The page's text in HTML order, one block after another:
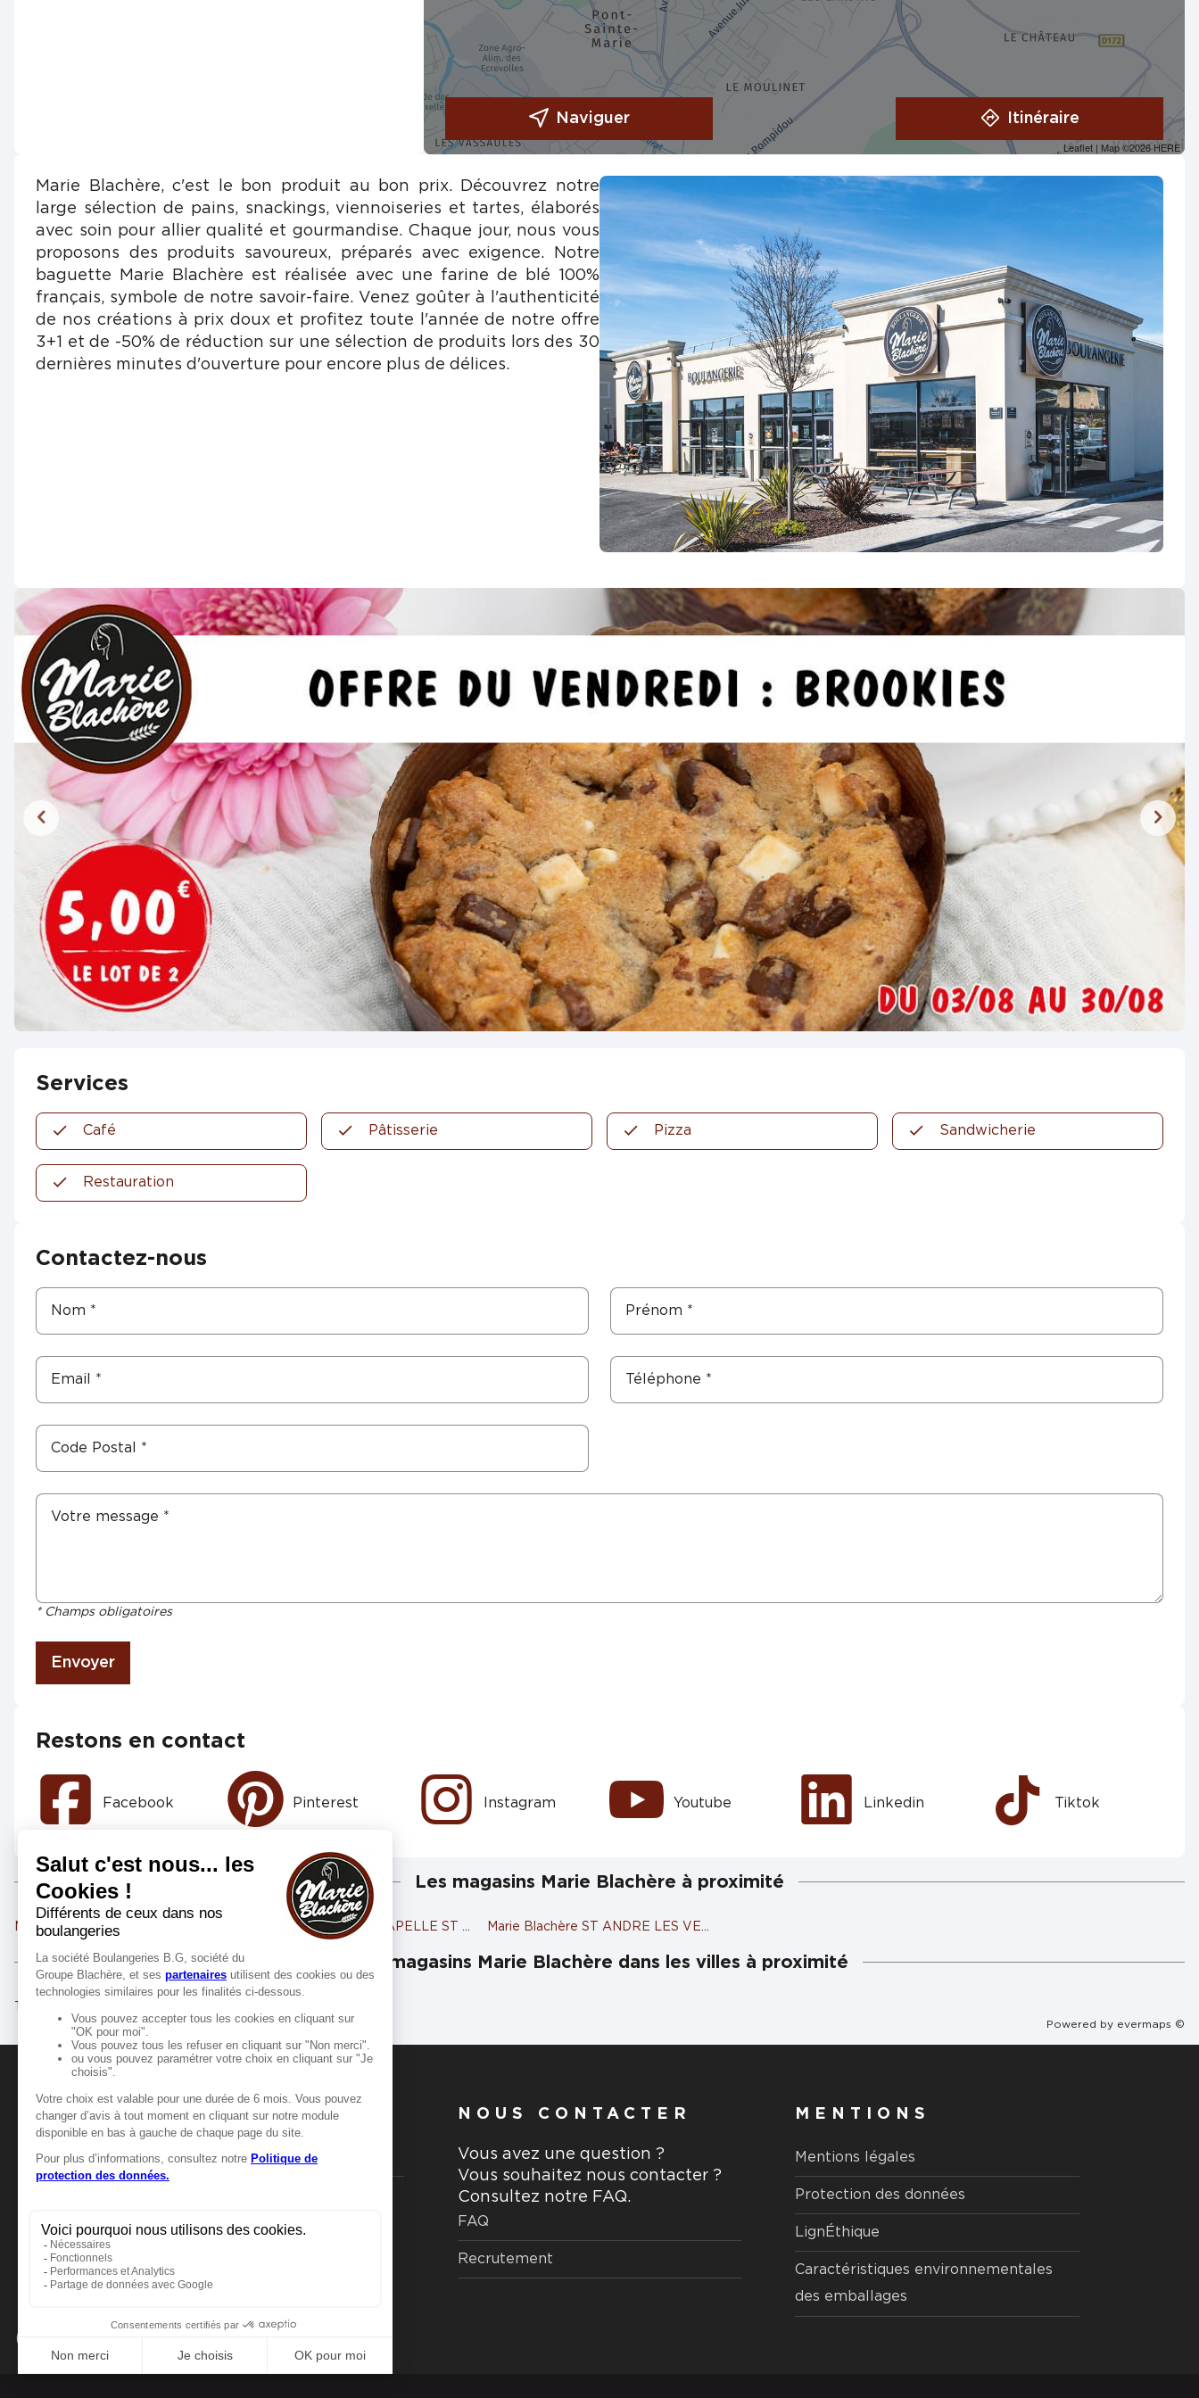
Leaflet | Map ©2026 HERE
Naviguer Itinéraire
Marie Blachère, c'est le bon produit au bon prix. Découvrez notre
large sélection de pains, snackings, viennoiseries et tartes, élaborés
avec soin pour allier qualité et gourmandise. Chaque jour, nous vous
proposons des produits savoureux, préparés avec exigence. Notre
baguette Marie Blachère est réalisée avec une farine de blé 100%
français, symbole de notre savoir-faire. Venez goûter à l'authenticité
de nos créations à prix doux et profitez toute l'année de notre offre
3+1 et de -50% de réduction sur une sélection de produits lors des 30
dernières minutes d'ouverture pour encore plus de délices.
Services
Café Pâtisserie Pizza Sandwicherie
Restauration
Contactez-nous
* Champs obligatoires
Envoyer
Restons en contact
Facebook Pinterest Instagram Youtube Linkedin Tiktok
Les magasins Marie Blachère à proximité
Marie Blachère LAVAU Marie Blachère LA CHAPELLE ST LUC Marie Blachère ST ANDRE LES VERGERS
Les magasins Marie Blachère dans les villes à proximité
Powered by evermaps ©
MANGER-BOUGER
Manger-Bouger.fr
NOUS CONTACTER
Vous avez une question ?
Vous souhaitez nous contacter ?
Consultez notre FAQ.
FAQ
Recrutement
MENTIONS
Mentions légales
Protection des données
LignÉthique
Caractéristiques environnementales
des emballages